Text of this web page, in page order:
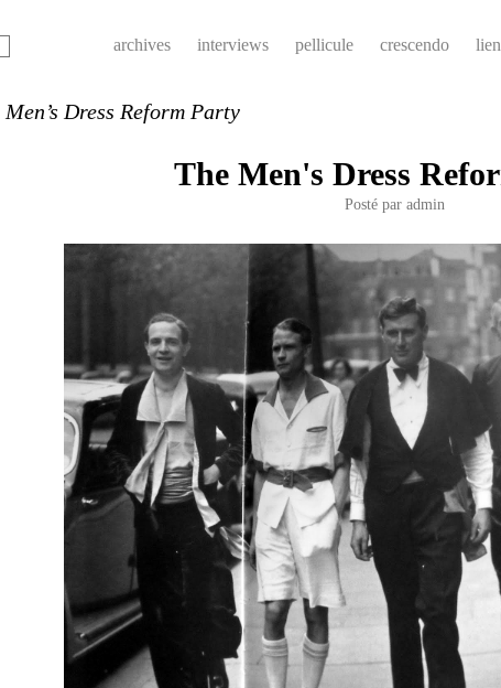
archives interviews pellicule crescendo
Men’s Dress Reform Party
The Men's Dress
Posté par admin